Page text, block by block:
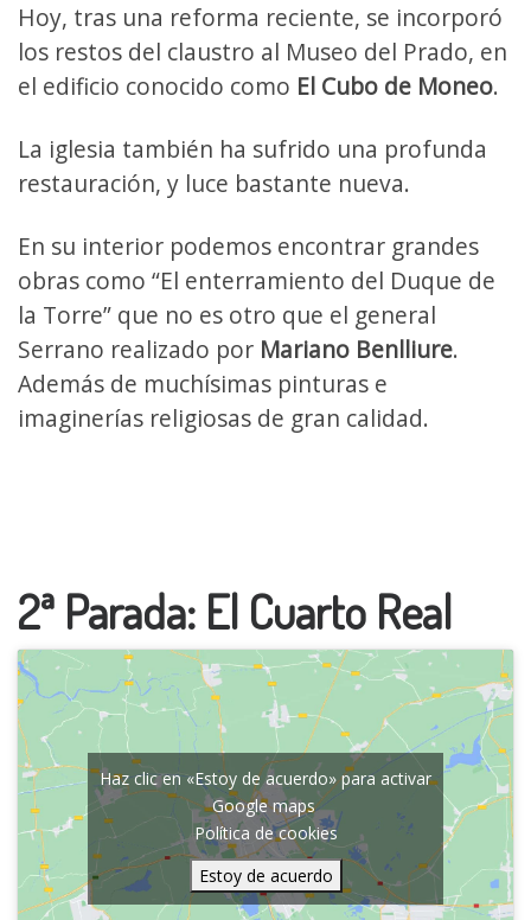
Hoy, tras una reforma reciente, se incorporó
los restos del claustro al Museo del Prado, en
el edificio conocido como El Cubo de Moneo.
La iglesia también ha sufrido una profunda
restauración, y luce bastante nueva.
En su interior podemos encontrar grandes
obras como “El enterramiento del Duque de
la Torre” que no es otro que el general
Serrano realizado por Mariano Benlliure.
Además de muchísimas pinturas e
imaginerías religiosas de gran calidad.
2ª Parada: El Cuarto Real
Haz clic en «Estoy de acuerdo» para activar
Google maps
Política de cookies
Estoy de acuerdo